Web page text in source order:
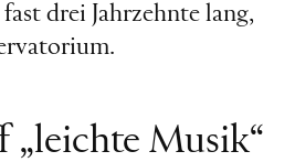
drei Jahrzehnte lang,
„leichte Musik“